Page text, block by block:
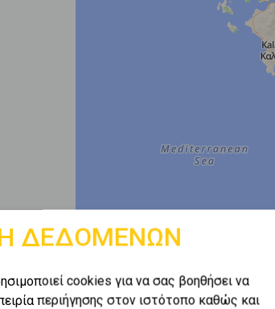
ΔΕΔΟΜΕΝΩΝ
cookies για να σας βοηθήσει να
περιήγησης στον ιστότοπο καθώς και